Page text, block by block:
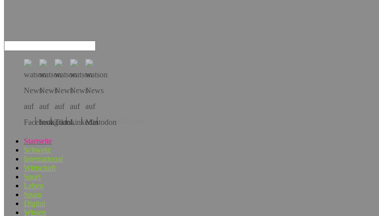
Hol dir die App!
Startseite
Schweiz
International
Wirtschaft
Sport
Leben
Spass
Digital
Wissen